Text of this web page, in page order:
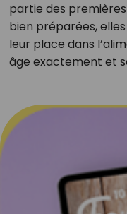
partie des
bien préparées,
leur place dans
âge exactement et